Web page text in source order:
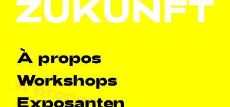
Haapt-Navigatioun
À propos
À propos
Workshops
Exposanten